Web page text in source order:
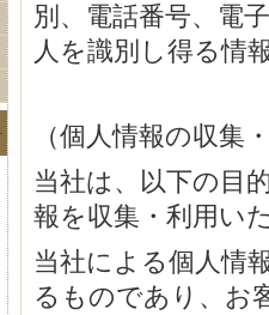
別、電話番号、電
人を識別し得る情
（個人情報の収集
当社は、以下の目
報を収集・利用い
当社による個人情
るものであり、お